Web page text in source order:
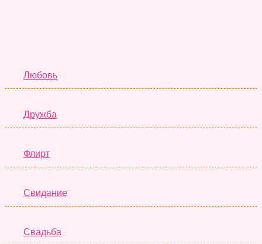
Любовь
Дружба
Флирт
Свидание
Свадьба